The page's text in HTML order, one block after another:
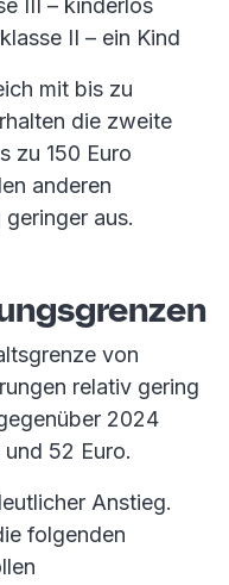
III – kinderlos
II – ein Kind
mit bis zu
die zweite
zu 150 Euro
anderen
aus.
von
relativ gering
2024
52 Euro.
Anstieg.
folgenden